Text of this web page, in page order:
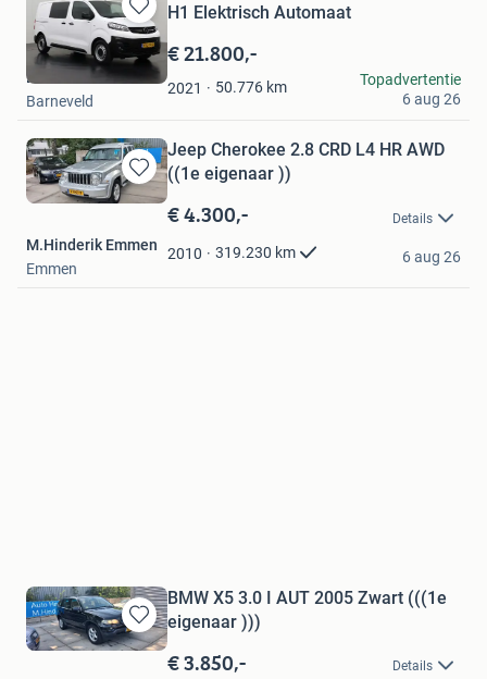
Bewaren
in
Mijn
Favorieten
H1 Elektrisch Automaat
€ 21.800,-
2021 50.776 km
Dutchvans.com
Barneveld
Topadvertentie
6 aug 26
Bewaren
in
Favorieten
Jeep Cherokee 2.8 CRD L4 HR AWD
((1e eigenaar ))
€ 4.300,- Details
2010 319.230 km
M.Hinderik Emmen
Emmen
6 aug 26
Bewaren
in
BMW X5 3.0 I AUT 2005 Zwart (((1e
eigenaar )))
€ 3.850,- Details